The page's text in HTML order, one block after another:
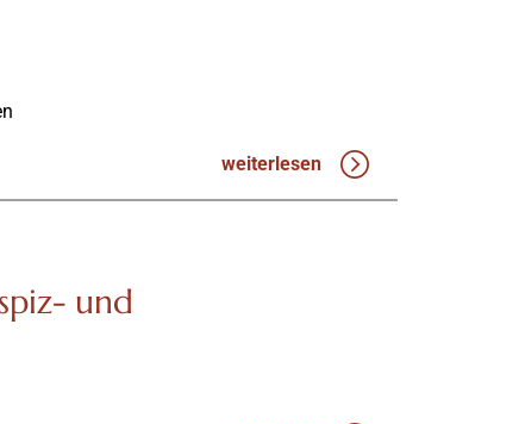
weiterlesen
und